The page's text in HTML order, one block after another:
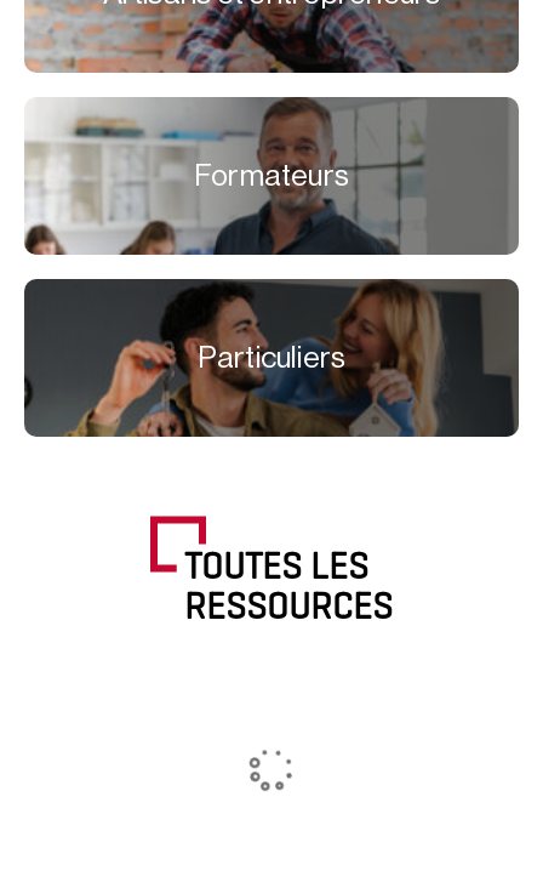
Formateurs
Particuliers
TOUTES LES
RESSOURCES